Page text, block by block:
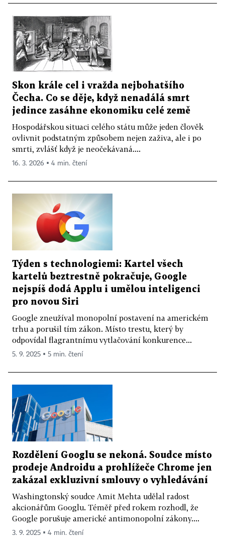
Skon krále cel i vražda nejbohatšího
Čecha. Co se děje, když nenadálá smrt
jedince zasáhne ekonomiku celé země
Hospodářskou situaci celého státu může jeden člověk
ovlivnit podstatným způsobem nejen zaživa, ale i po
smrti, zvlášť když je neočekávaná....
16. 3. 2026 ▪ 4 min. čtení
Týden s technologiemi: Kartel všech
kartelů beztrestně pokračuje, Google
nejspíš dodá Applu i umělou inteligenci
pro novou Siri
Google zneužíval monopolní postavení na americkém
trhu a porušil tím zákon. Místo trestu, který by
odpovídal flagrantnímu vytlačování konkurence...
5. 9. 2025 ▪ 5 min. čtení
Rozdělení Googlu se nekoná. Soudce místo
prodeje Androidu a prohlížeče Chrome jen
zakázal exkluzivní smlouvy o vyhledávání
Washingtonský soudce Amit Mehta udělal radost
akcionářům Googlu. Téměř před rokem rozhodl, že
Google porušuje americké antimonopolní zákony....
3. 9. 2025 ▪ 4 min. čtení